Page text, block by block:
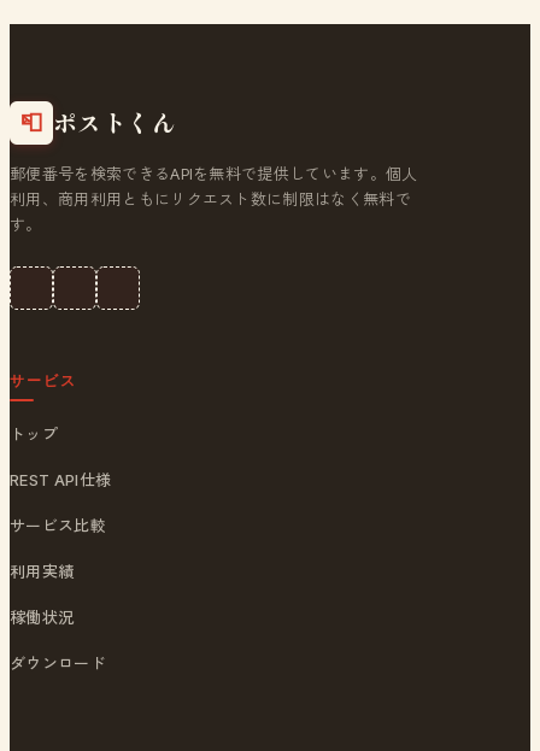
📮 ポストくん
郵便番号を検索できるAPIを無料で提供しています。個人
利用、商用利用ともにリクエスト数に制限はなく無料で
す。
サービス
トップ
REST API仕様
サービス比較
利用実績
稼働状況
ダウンロード